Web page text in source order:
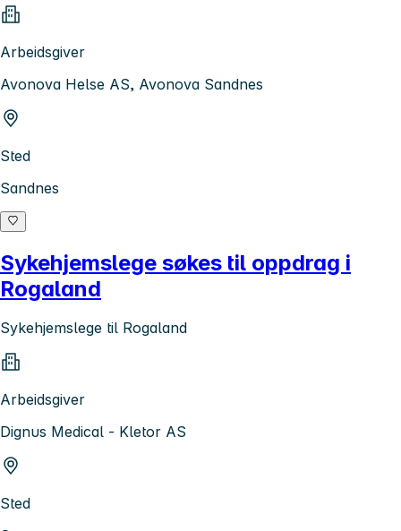
Arbeidsgiver
Avonova Helse AS, Avonova Sandnes
Sted
Sandnes
Sykehjemslege søkes til oppdrag i
Rogaland
Sykehjemslege til Rogaland
Arbeidsgiver
Dignus Medical - Kletor AS
Sted